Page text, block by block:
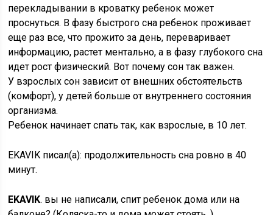
перекладывании в кроватку ребенок может
проснуться. В фазу быстрого сна ребенок проживает
еще раз все, что прожито за день, переваривает
информацию, растет ментально, а в фазу глубокого сна
идет рост физический. Вот почему сон так важен.
У взрослых сон зависит от внешних обстоятельств
(комфорт), у детей больше от внутреннего состояния
организма.
Ребенок начинает спать так, как взрослые, в 10 лет.
EKAVIK писал(а): продолжительность сна ровно в 40
минут.
EKAVIK. вы не написали, спит ребенок дома или на